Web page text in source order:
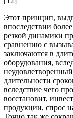
Этот принцип,
впоследствии
резкой динамики
сравнению с
заключаются в
оборудования,
длительности
вследствие чего
восстановит,
продукции, спрос